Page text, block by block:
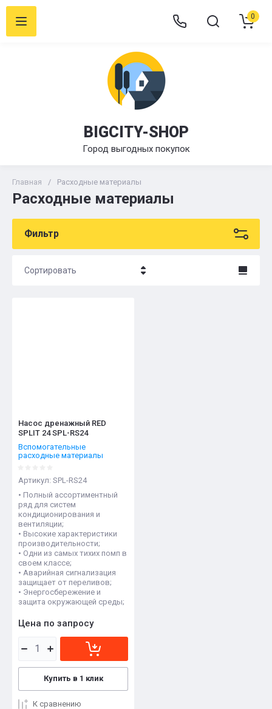
BIGCITY-SHOP
Город выгодных покупок
0
Главная / Расходные материалы
Расходные материалы
Фильтр
Сортировать
Насос дренажный RED
SPLIT 24 SPL-RS24
Вспомогательные
расходные материалы
Артикул: SPL-RS24
• Полный ассортиментный
ряд для систем
кондиционирования и
вентиляции;
• Высокие характеристики
производительности;
• Одни из самых тихих помп в
своем классе;
• Аварийная сигнализация
защищает от переливов;
• Энергосбережение и
защита окружающей среды;
Цена по запросу
Купить в 1 клик
К сравнению